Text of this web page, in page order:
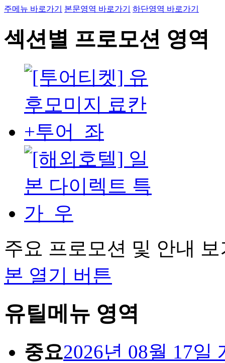
주메뉴 바로가기 본문영역 바로가기 하단영역 바로가기
섹션별 프로모션 영역
주요 프로모션 및 안내 보
본 열기 버튼
유틸메뉴 영역
중요2026년 08월 17일